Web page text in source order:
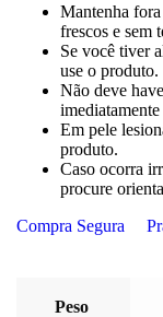
Mantenha
frescos e sem
Se você tiver
use o produto.
Não deve
Em pele
produto.
Caso ocorra
procure
Compra Segura
Peso